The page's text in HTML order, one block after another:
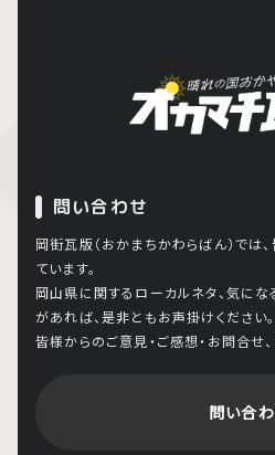
問い合わせ
岡街瓦版（おかまちかわらばん）では
ています。
岡山県に関するローカルネタ、気にな
があれば、是非ともお声掛けください。
皆様からのご意見・ご感想・お問合せ、
問い合